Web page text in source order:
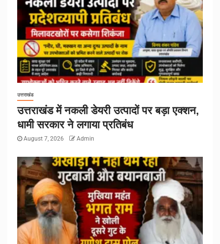
उत्तराखंड
उत्तराखंड में नकली डेयरी उत्पादों पर बड़ा एक्शन,
धामी सरकार ने लगाया प्रतिबंध
August 7, 2026 Admin